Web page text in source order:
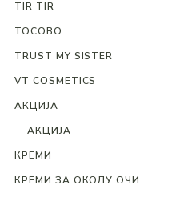
TIR TIR
TOCOBO
TRUST MY SISTER
VT COSMETICS
АКЦИЈА
АКЦИЈА
КРЕМИ
КРЕМИ ЗА ОКОЛУ ОЧИ